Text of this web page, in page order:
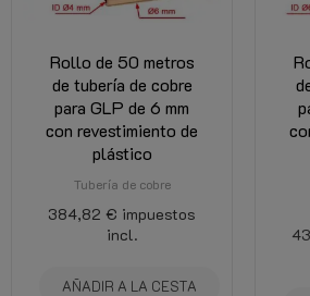
Rollo de 50 metros
de tubería de cobre
para GLP de 6 mm
con revestimiento de
plástico
Tubería de cobre
384,82 € impuestos
incl.
AÑADIR A LA CESTA